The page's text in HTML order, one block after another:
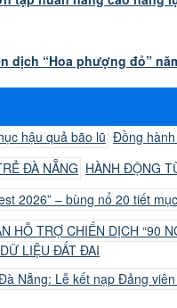
dịch “Hoa phượng đỏ”
Đồng
HÀNH ĐỘNG
LIỆU ĐẤT ĐAI